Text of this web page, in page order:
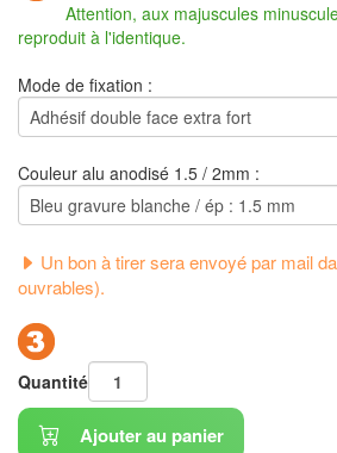
Attention, aux majuscules
reproduit à l'identique.
Mode de fixation :
Couleur alu anodisé 1.5 / 2mm :
Un bon à tirer sera envoyé par mail
ouvrables).
Quantité
Ajouter au panier